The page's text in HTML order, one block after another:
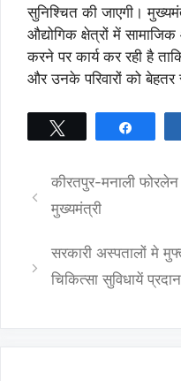
सुनिश्चित की जाएगी।
औद्योगिक क्षेत्रों में
करने पर कार्य कर रही है
और उनके परिवारों को बेहतर
कीरतपुर-मनाली फोरलेन
मुख्यमंत्री
सरकारी अस्पतालों मे
चिकित्सा सुविधायें